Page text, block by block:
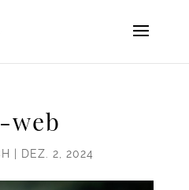
web
DEZ. 2, 2024